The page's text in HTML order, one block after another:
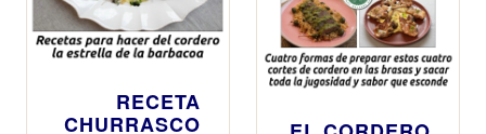
RECETA
CHURRASCO